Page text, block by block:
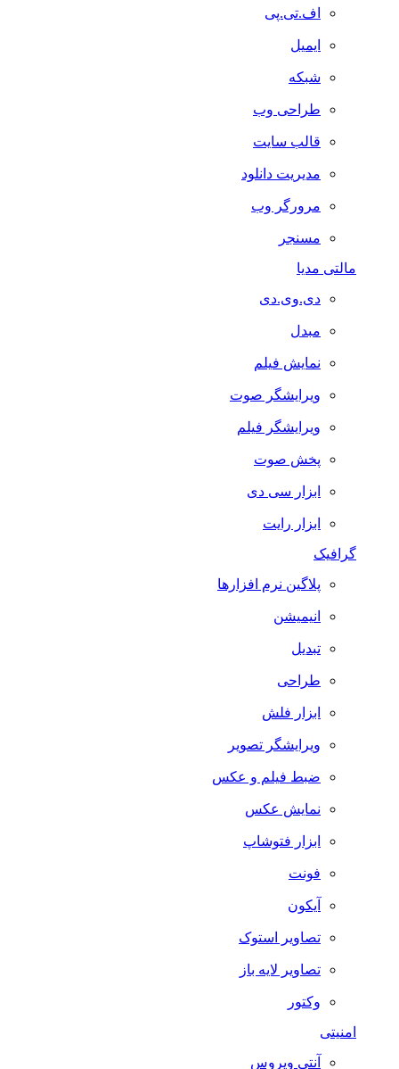
اف.تی.پی
ایمیل
شبکه
طراحی وب
قالب سایت
مدیریت دانلود
مرورگر وب
مسنجر
مالتی مدیا
دی.وی.دی
مبدل
نمایش فیلم
ویرایشگر صوت
ویرایشگر فیلم
پخش صوت
ابزار سی دی
ابزار رایت
گرافیک
پلاگین نرم افزارها
انیمیشن
تبدیل
طراحی
ابزار فلش
ویرایشگر تصویر
ضبط فيلم و عكس
نمایش عکس
ابزار فتوشاپ
فونت
آیکون
تصاویر استوک
تصاویر لایه باز
وکتور
آنتی ویروس